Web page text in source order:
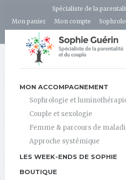
Spécialiste de la
Mon panier
Mon compte
MON ACCOMPAGNEMENT
Sophrologie et
Couple et sexologie
Femme & parcours de
Approche systémique
LES WEEK-ENDS DE SOPHIE
BOUTIQUE